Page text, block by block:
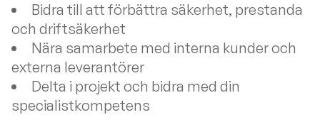
Bidra till att förbättra säkerhet, prestanda
och driftsäkerhet
Nära samarbete med interna kunder och
externa leverantörer
Delta i projekt och bidra med din
specialistkompetens